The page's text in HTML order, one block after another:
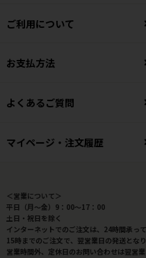
ご利用について
お支払方法
よくあるご質問
マイページ・注文履歴
＜営業について＞
平日（月～金）9：00～17：00
土日・祝日を除く
インターネットでのご注文は、24時間承って
15時までのご注文で、翌営業日の発送となり
営業時間外、定休日のお問い合わせは翌営業